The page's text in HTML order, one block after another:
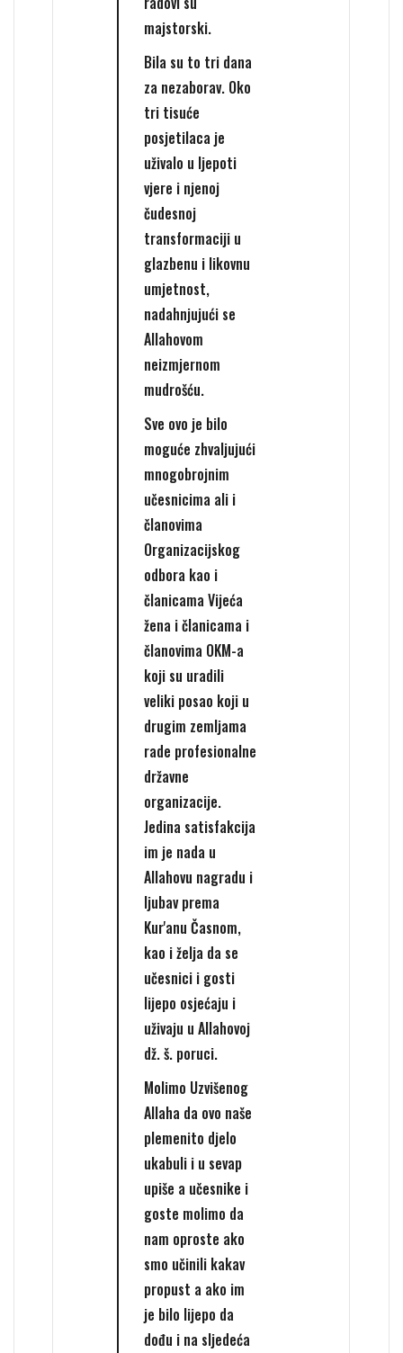
majstorski.
Bila su to tri dana
za nezaborav. Oko
tri tisuće
posjetilaca je
uživalo u ljepoti
vjere i njenoj
čudesnoj
transformaciji u
glazbenu i likovnu
umjetnost,
nadahnjujući se
Allahovom
neizmjernom
mudrošću.
Sve ovo je bilo
moguće zhvaljujući
mnogobrojnim
učesnicima ali i
članovima
Organizacijskog
odbora kao i
članicama Vijeća
žena i članicama i
članovima OKM-a
koji su uradili
veliki posao koji u
drugim zemljama
rade profesionalne
državne
organizacije.
Jedina satisfakcija
im je nada u
Allahovu nagradu i
ljubav prema
Kur'anu Časnom,
kao i želja da se
učesnici i gosti
lijepo osjećaju i
uživaju u Allahovoj
dž. š. poruci.
Molimo Uzvišenog
Allaha da ovo naše
plemenito djelo
ukabuli i u sevap
upiše a učesnike i
goste molimo da
nam oproste ako
smo učinili kakav
propust a ako im
je bilo lijepo da
dođu i na sljedeća